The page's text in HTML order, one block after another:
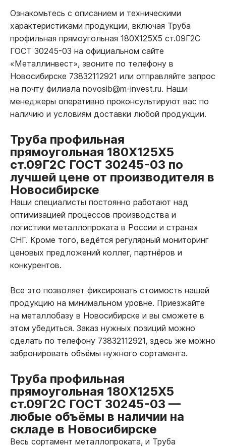
Ознакомьтесь с описанием и техническими
характеристиками продукции, включая Труба
профильная прямоугольная 180Х125Х5 ст.09Г2С
ГОСТ 30245-03 на официальном сайте
«Металлинвест», звоните по телефону в
Новосибирске 73832112921 или отправляйте запрос
на почту филиала novosib@m-invest.ru. Наши
менеджеры оперативно проконсультируют вас по
наличию и условиям доставки любой продукции.
Труба профильная
прямоугольная 180Х125Х5
ст.09Г2С ГОСТ 30245-03 по
лучшей цене от производителя в
Новосибирске
Наши специалисты постоянно работают над
оптимизацией процессов производства и
логистики металлопроката в России и странах
СНГ. Кроме того, ведётся регулярный мониторинг
ценовых предложений коллег, партнёров и
конкурентов.
Все это позволяет фиксировать стоимость нашей
продукцию на минимальном уровне. Приезжайте
на металлобазу в Новосибирске и вы сможете в
этом убедиться. Заказ нужных позиций можно
сделать по телефону 73832112921, здесь же можно
забронировать объёмы нужного сортамента.
Труба профильная
прямоугольная 180Х125Х5
ст.09Г2С ГОСТ 30245-03 —
любые объёмы в наличии на
складе в Новосибирске
Весь сортамент металлопроката, и Труба